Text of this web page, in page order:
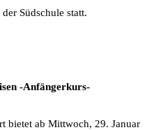
Südschule statt.
-Anfängerkurs-
bietet ab Mittwoch, 29. Januar